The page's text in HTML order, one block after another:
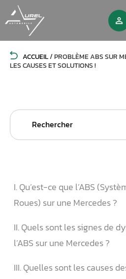
ACCUEIL/PROBLÈME ABS SUR
LES CAUSES ET SOLUTIONS !
Search
I. Qu’est-ce que l’ABS
Roues) sur une Mercedes ?
II. Quels sont les signes de
l’ABS sur une Mercedes ?
III. Quelles sont les causes